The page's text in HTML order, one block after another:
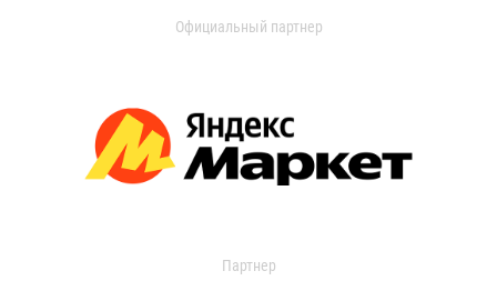
Официальный партнер
Партнер